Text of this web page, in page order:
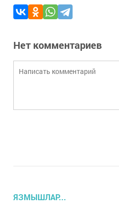
Нет комментариев
ЯЗМЫШЛАР...